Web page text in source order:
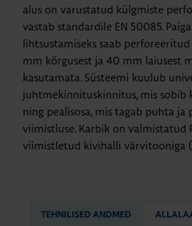
alus on varustatud külgmiste
vastab standardile EN 50085.
lihtsustamiseks saab
mm kõrgusest ja 40 mm laiusest
kasutamata. Süsteemi kuulub
juhtmekinnituskinnitus, mis sobib
ning pealisosa, mis tagab puhta ja
viimistluse. Karbik on valmistatud
viimistletud kivihalli värvitooniga
TEHNILISED ANDMED